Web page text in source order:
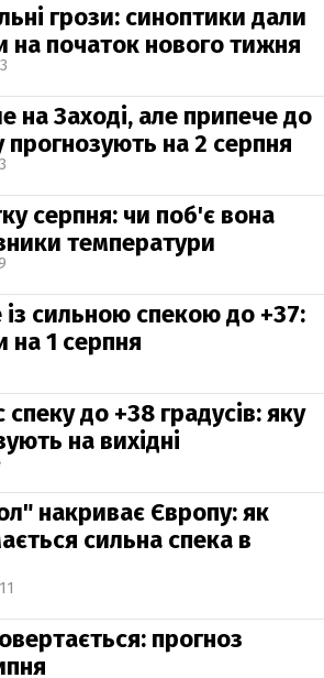
грози: синоптики дали
на початок нового тижня
Заході, але припече до
прогнозують на 2 серпня
серпня: чи поб'є вона
температури
із сильною спекою до +37:
на 1 серпня
до +38 градусів: яку
на вихідні
накриває Європу: як
сильна спека в
прогноз